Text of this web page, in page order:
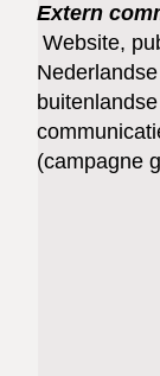
Extern
Website,
(campagne